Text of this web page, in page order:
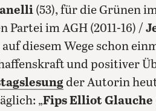
(53), für die Grünen
im AGH (2011-16) /
diesem Wege schon
und positiver
der Autorin
„Fips Elliot Glauche